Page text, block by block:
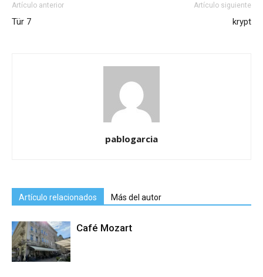
Artículo anterior
Tür 7
Artículo siguiente
krypt
pablogarcia
Artículo relacionados Más del autor
Café Mozart